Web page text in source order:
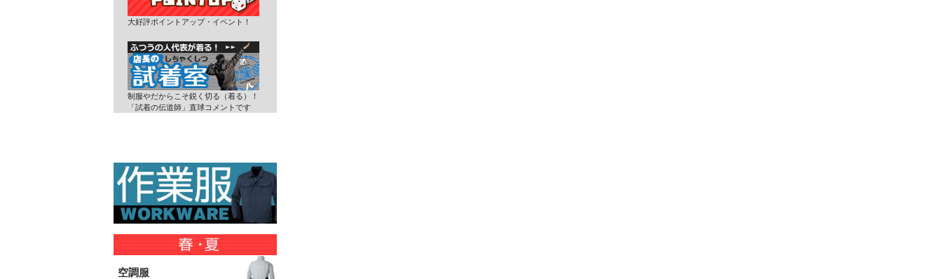
大好評ポイントアップ・イベント！
制服やだからこそ鋭く切る（着る）！
「試着の伝道師」直球コメントです
空調服